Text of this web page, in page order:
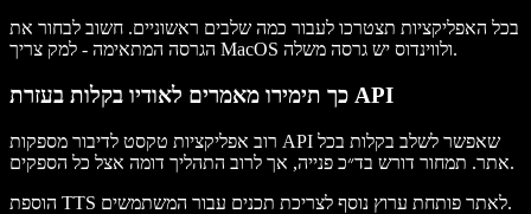
בכל האפליקציות תצטרכו לעבור כמה שלבים ראשוניים. חשוב לבחור את
הגרסה המתאימה - למק צריך MacOS ולווינדוס יש גרסה משלה.
כך תימירו מאמרים לאודיו בקלות בעזרת API
רוב אפליקציות טקסט לדיבור מספקות API שאפשר לשלב בקלות בכל
אתר. תמחור דורש בד״כ פנייה, אך לרוב התהליך דומה אצל כל הספקים.
הוספת TTS לאתר פותחת ערוץ נוסף לצריכת תכנים עבור המשתמשים.